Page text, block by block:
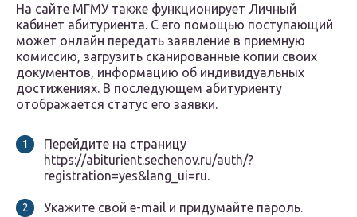
На сайте МГМУ также функционирует Личный
кабинет абитуриента. С его помощью поступающий
может онлайн передать заявление в приемную
комиссию, загрузить сканированные копии своих
документов, информацию об индивидуальных
достижениях. В последующем абитуриенту
отображается статус его заявки.
Перейдите на страницу
https://abiturient.sechenov.ru/auth/?
registration=yes&lang_ui=ru.
Укажите свой e-mail и придумайте пароль.